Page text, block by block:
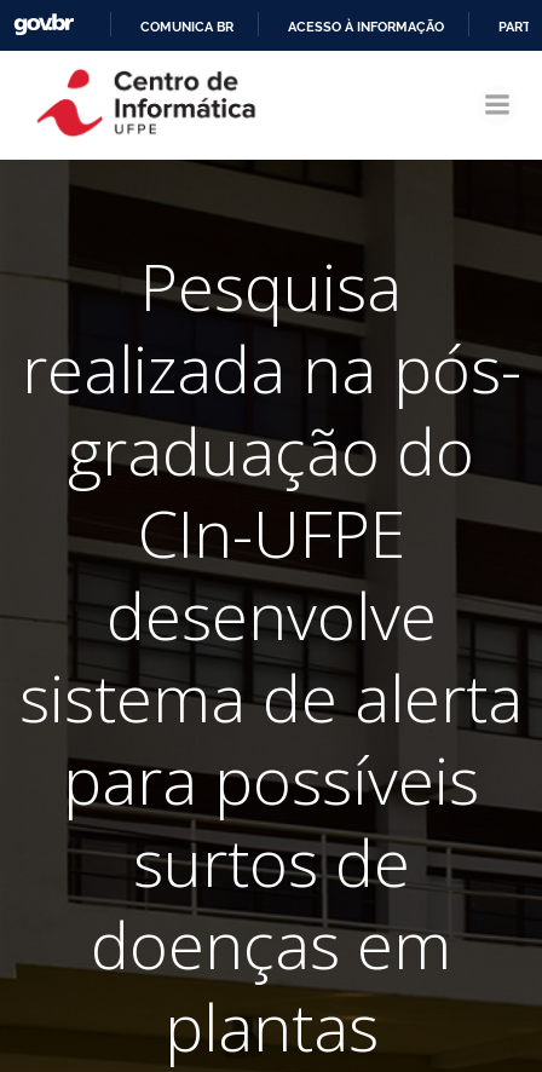
CONTEÚDO
COMUNICA BR ACESSO À INFORMAÇÃO
Pesquisa
realizada na pós-
graduação do
CIn-UFPE
desenvolve
sistema de alerta
para possíveis
surtos de
doenças em
plantas